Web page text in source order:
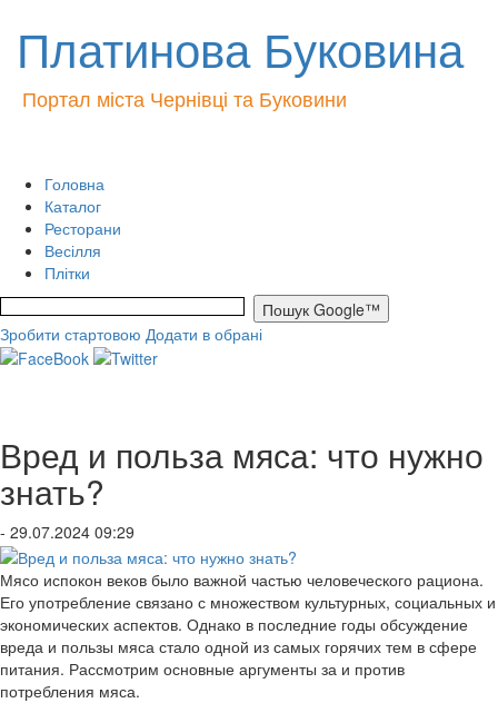
Платинова Буковина
Портал міста Чернівці та Буковини
Головна
Каталог
Ресторани
Весілля
Плітки
Зробити стартовою Додати в обрані
Вред и польза мяса: что нужно
знать?
- 29.07.2024 09:29
Мясо испокон веков было важной частью человеческого рациона.
Его употребление связано с множеством культурных, социальных и
экономических аспектов. Однако в последние годы обсуждение
вреда и пользы мяса стало одной из самых горячих тем в сфере
питания. Рассмотрим основные аргументы за и против
потребления мяса.